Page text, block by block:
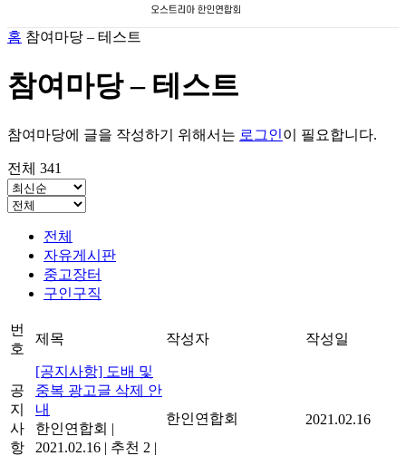
홈 참여마당 – 테스트
참여마당 – 테스트
참여마당에 글을 작성하기 위해서는 로그인이 필요합니다.
전체 341
전체
자유게시판
중고장터
구인구직
번
호
제목 작성자 작성일
공
지
사
항
[공지사항] 도배 및
중복 광고글 삭제 안
내
한인연합회 |
2021.02.16 | 추천 2 |
한인연합회 2021.02.16